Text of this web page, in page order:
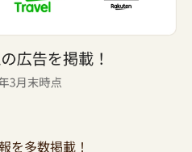
を多数掲載！